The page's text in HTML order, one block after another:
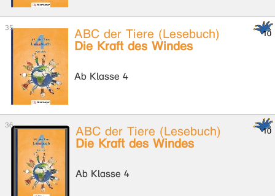
ABC der Tiere (Lesebuch)
Die Kraft des Windes
Ab Klasse 4
ABC der Tiere (Lesebuch)
Die Kraft des Windes
Ab Klasse 4